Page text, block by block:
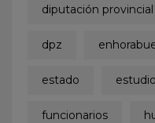
diputación
dpz
estado estudio
funcionarios